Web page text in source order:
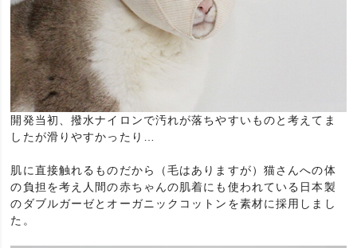
開発当初、撥水ナイロンで汚れが落ちやすいものと考えてま
したが滑りやすかったり…
肌に直接触れるものだから（毛はありますが）猫さんへの体
の負担を考え人間の赤ちゃんの肌着にも使われている日本製
のダブルガーゼとオーガニックコットンを素材に採用しまし
た。